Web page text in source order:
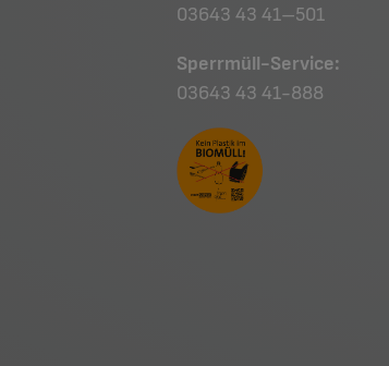
03643 43 41–501
Sperrmüll-Service:
03643 43 41-888